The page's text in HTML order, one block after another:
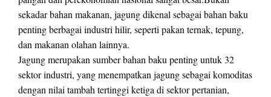
sekadar bahan makanan, jagung dikenal sebagai bahan baku
penting berbagai industri hilir, seperti pakan ternak, tepung,
dan makanan olahan lainnya.
Jagung merupakan sumber bahan baku penting untuk 32
sektor industri, yang menempatkan jagung sebagai komoditas
dengan nilai tambah tertinggi ketiga di sektor pertanian,